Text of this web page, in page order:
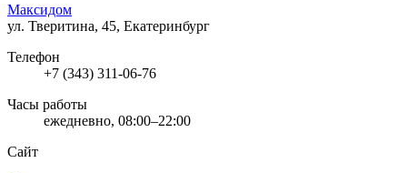
Максидом
ул. Тверитина, 45, Екатеринбург
Телефон
+7 (343) 311-06-76
Часы работы
ежедневно, 08:00–22:00
Сайт